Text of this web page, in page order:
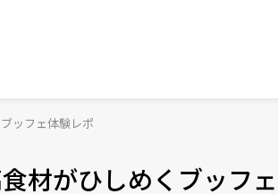
ッフェ体験レポ
材がひしめくブッフ